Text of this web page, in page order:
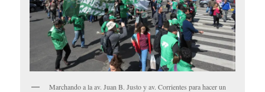
Marchando a la av. Juan B. Justo y av. Corrientes para hacer un